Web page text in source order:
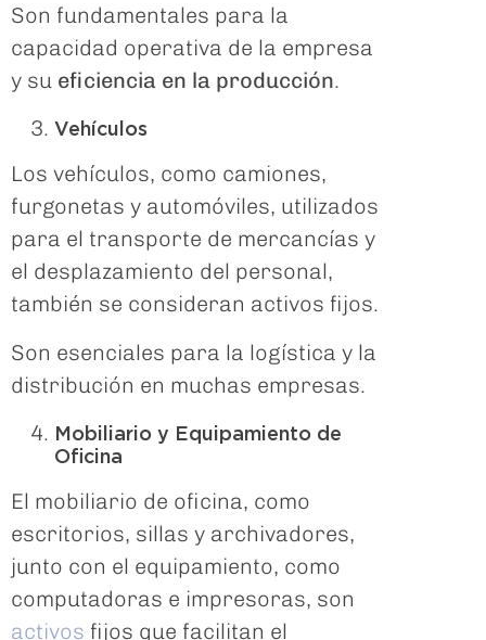
Son fundamentales para la
capacidad operativa de la empresa
y su eficiencia en la producción.
Vehículos
Los vehículos, como camiones,
furgonetas y automóviles, utilizados
para el transporte de mercancías y
el desplazamiento del personal,
también se consideran activos fijos.
Son esenciales para la logística y la
distribución en muchas empresas.
Mobiliario y Equipamiento de
Oficina
El mobiliario de oficina, como
escritorios, sillas y archivadores,
junto con el equipamiento, como
computadoras e impresoras, son
activos fijos que facilitan el